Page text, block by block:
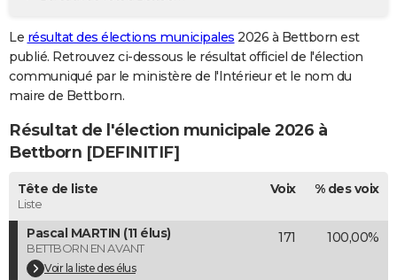
GUIDES D'ACHAT
BONS PLANS
CARTE DE VOEUX
Carte de Noël
Carte Bonne année
Carte Saint-Valentin
Carte Pâques
Carte d'anniversaire
DICTIONNAIRE
Dictionnaire
Biographies
Citations
Expressions
Proverbes
PROGRAMME TV
COPAINS D'AVANT
S'inscrire
Se connecter
Lycées
Collèges
Primaires
Universités
Entreprises
Service militaire
Avis de recherche
AVIS DE DÉCÈS
Le résultat des élections municipales 2026 à Bettborn est
publié. Retrouvez ci-dessous le résultat officiel de l'élection
communiqué par le ministère de l'Intérieur et le nom du
maire de Bettborn.
Résultat de l'élection municipale 2026 à
Bettborn [DEFINITIF]
Tête de liste
Liste
Voix % des voix
Pascal MARTIN (11 élus)
BETTBORN EN AVANT
Voir la liste des élus
171 100,00%